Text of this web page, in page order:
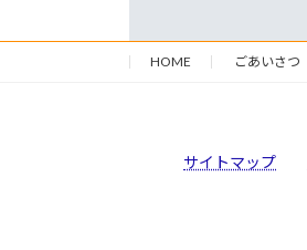
HOME ごあいさつ
サイトマップ